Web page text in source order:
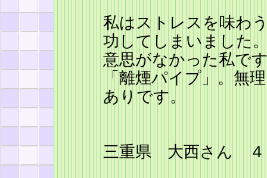
私はストレスを味わ
功してしまいました
意思がなかった私で
「離煙パイプ」。無
ありです。
三重県 大西さん ４